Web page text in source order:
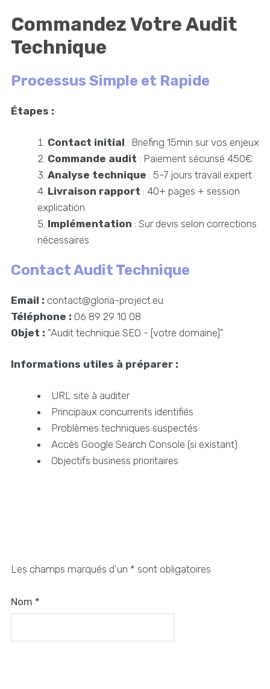
Commandez Votre Audit
Technique
Processus Simple et Rapide
Étapes :
Contact initial : Briefing 15min sur vos enjeux
Commande audit : Paiement sécurisé 450€
Analyse technique : 5-7 jours travail expert
Livraison rapport : 40+ pages + session
explication
Implémentation : Sur devis selon corrections
nécessaires
Contact Audit Technique
Email : contact@gloria-project.eu
Téléphone : 06 89 29 10 08
Objet : "Audit technique SEO - [votre domaine]"
Informations utiles à préparer :
URL site à auditer
Principaux concurrents identifiés
Problèmes techniques suspectés
Accès Google Search Console (si existant)
Objectifs business prioritaires
Les champs marqués d’un * sont obligatoires
Nom *